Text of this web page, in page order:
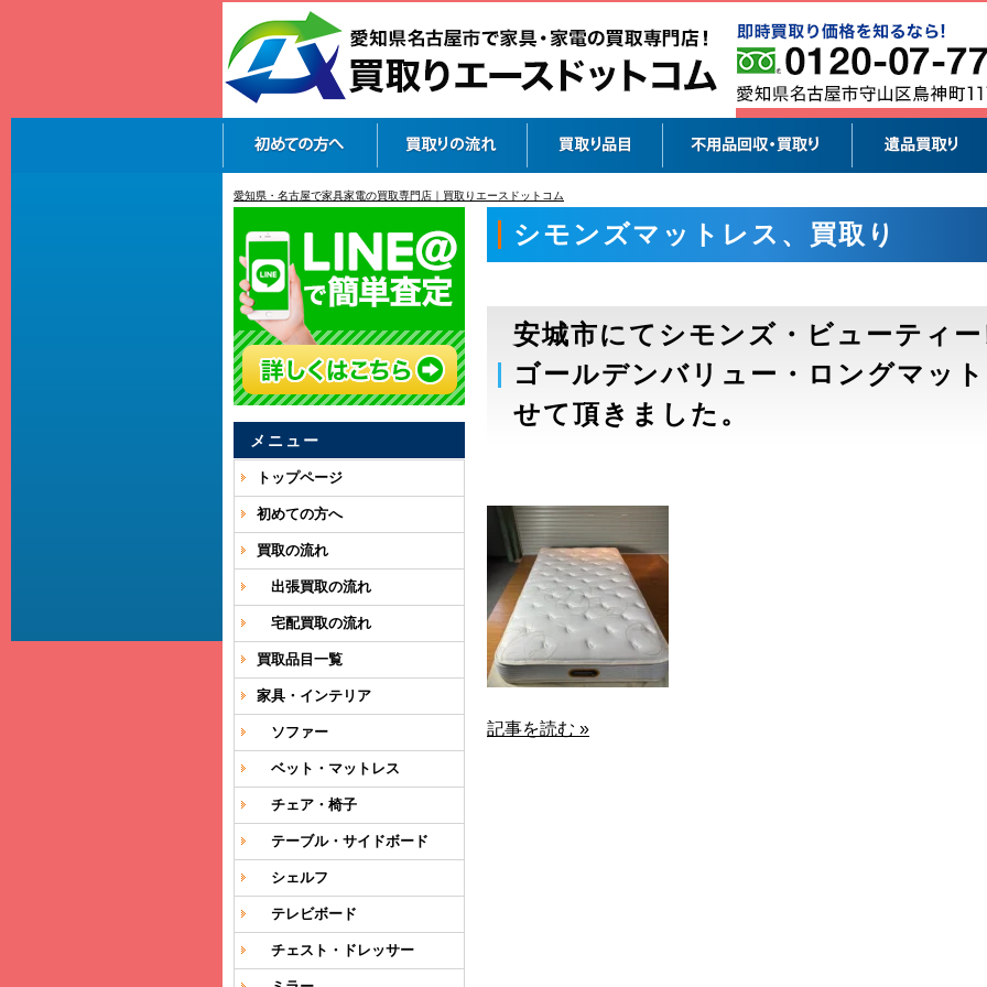
愛知県・名古屋で家具家電の買取専門店｜買取りエースドットコム
シモンズマットレス、買取り
安城市にてシモンズ・ビューティ
ゴールデンバリュー・ロングマッ
せて頂きました。
記事を読む »
メニュー
トップページ
初めての方へ
買取の流れ
出張買取の流れ
宅配買取の流れ
買取品目一覧
家具・インテリア
ソファー
ベット・マットレス
チェア・椅子
テーブル・サイドボード
シェルフ
テレビボード
チェスト・ドレッサー